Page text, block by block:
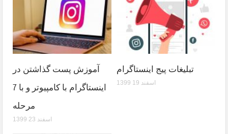
آموزش پست گذاشتن در
اینستاگرام با کامپیوتر و با 7
مرحله
1399 اسفند 23
تبلیغات پیج اینستاگرام
1399 اسفند 19